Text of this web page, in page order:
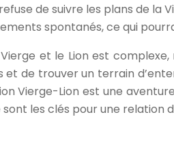
de suivre les plans de
spontanés, ce qui
et le Lion est
de trouver un terrain
Vierge-Lion est une
les clés pour une relation